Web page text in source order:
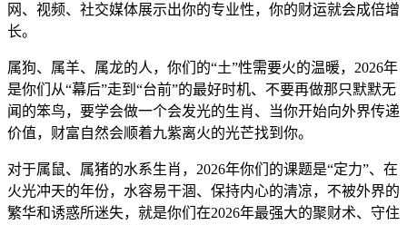
网、视频、社交媒体展示出你的专业性，你的财运就会成倍增
长。
属狗、属羊、属龙的人，你们的“土”性需要火的温暖，2026年
是你们从“幕后”走到“台前”的最好时机、不要再做那只默默无
闻的笨鸟，要学会做一个会发光的生肖、当你开始向外界传递
价值，财富自然会顺着九紫离火的光芒找到你。
对于属鼠、属猪的水系生肖，2026年你们的课题是“定力”、在
火光冲天的年份，水容易干涸、保持内心的清凉，不被外界的
繁华和诱惑所迷失，就是你们在2026年最强大的聚财术、守住